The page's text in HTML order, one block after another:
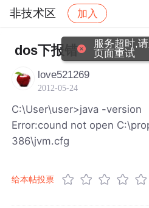
非技术区 加入
社区 非技术区 帖子详
dos下报错
love521269
2012-05-24
C:\User\user>java -version
Error:cound not open
386\jvm.cfg
给本帖投票
服务超时,
页面重试